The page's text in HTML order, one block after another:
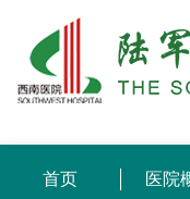
首页 医院